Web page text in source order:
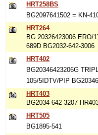
HRT258BS
BG2097641502 = KN-
HRT264
BG 20326423006 ERO/
689D BG2032-642-3006
HRT402
BG20346423206G
105/5IDTV/PIP
HRT403
BG2034-642-3207
HRT505
BG1895-541